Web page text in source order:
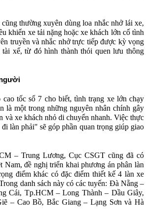
thường xuyên dùng loa nhắc nhở lái xe,
khiển xe tải nặng hoặc xe khách lớn cố tình
truyền và nhắc nhở trực tiếp được kỳ vọng
xế, từ đó hình thành thói quen lưu thông
tốc số 7 cho biết, tình trạng xe lớn chạy
là một trong những nguyên nhân chính gây
và xe khách nhỏ di chuyển nhanh. Việc thực
làn phải" sẽ góp phần quan trọng giúp giao
– Trung Lương, Cục CSGT cũng đã có
đề nghị triển khai phương án phân làn
điểm khác có đặc điểm thiết kế 4 làn xe
danh sách này có các tuyến: Đà Nẵng –
Cái, Tp.HCM – Long Thành – Dầu Giây,
– Cao Bồ, Bắc Giang – Lạng Sơn và Hà